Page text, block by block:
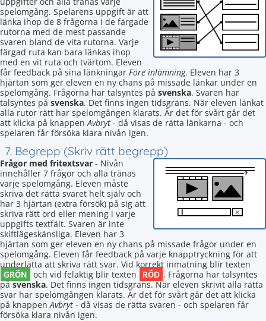
spelomgång. Spelarens uppgift är att
länka ihop de 8 frågorna i de färgade
rutorna med de mest passande
svaren bland de vita rutorna. Varje
färgad ruta kan bara länkas ihop
med en vit ruta och tvärtom. Eleven
får feedback på sina länkningar Före inlämning. Eleven har 3
hjärtan som ger eleven en ny chans på missade länkar under en
spelomgång. Frågorna har talsyntes på svenska. Svaren har
talsyntes på svenska. Det finns ingen tidsgräns. När eleven länkat
alla rutor rätt har spelomgången klarats. Är det för svårt går det
att klicka på knappenAvbryt - då visas de rätta länkarna - och
spelaren får försöka klara nivån igen.
7. Begrepp (Skriv rätt begrepp)
Frågor med fritextsvar - Nivån
innehåller 7 frågor och alla tränas
varje spelomgång. Eleven måste
skriva det rätta svaret helt själv och
har 3 hjärtan (extra försök) på sig att
skriva rätt ord eller mening i varje
uppgifts textfält. Svaren är inte
skiftlägeskänsliga. Eleven har 3
hjärtan som ger eleven en ny chans på missade frågor under en
spelomgång. Eleven får feedback på varje knapptryckning för att
underlätta att skriva rätt svar. Vid korrekt inmatning blir texten
GRÖN och vid felaktig blir texten RÖD . Frågorna har talsyntes
påsvenska. Det finns ingen tidsgräns. När eleven skrivit alla rätta
svar har spelomgången klarats. Är det för svårt går det att klicka
på knappenAvbryt - då visas de rätta svaren - och spelaren får
försöka klara nivån igen.